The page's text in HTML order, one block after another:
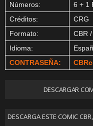
Números:
6 + 1
Créditos:
CRG
Formato:
CBR
Idioma:
CONTRASEÑA:
DESCARGAR
DESCARGA ESTE COMIC